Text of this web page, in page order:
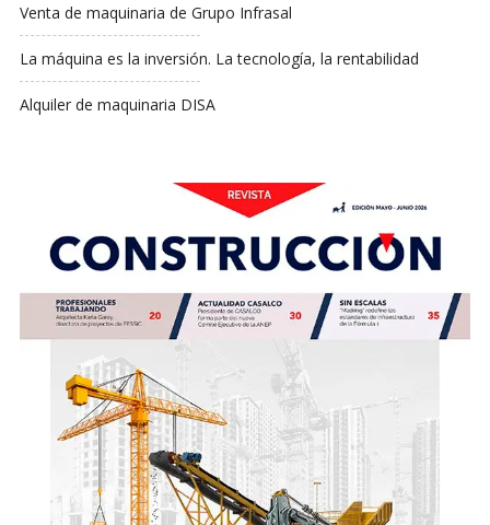
Venta de maquinaria de Grupo Infrasal
La máquina es la inversión. La tecnología, la rentabilidad
Alquiler de maquinaria DISA